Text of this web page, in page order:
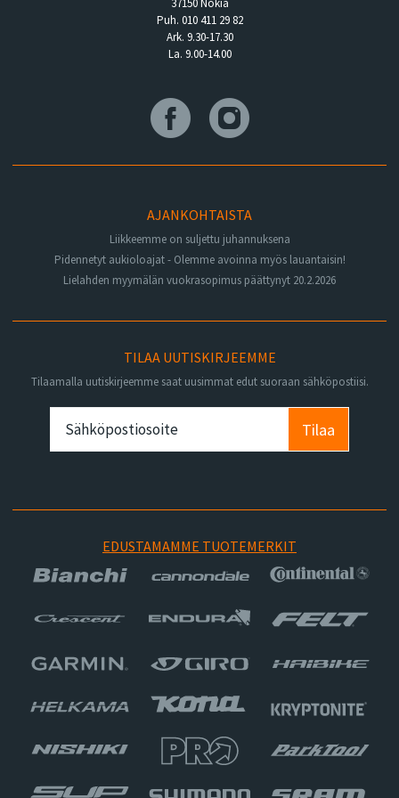
37150 Nokia
Puh. 010 411 29 82
Ark. 9.30-17.30
La. 9.00-14.00
AJANKOHTAISTA
Liikkeemme on suljettu juhannuksena
Pidennetyt aukioloajat - Olemme avoinna myös lauantaisin!
Lielahden myymälän vuokrasopimus päättynyt 20.2.2026
TILAA UUTISKIRJEEMME
Tilaamalla uutiskirjeemme saat uusimmat edut suoraan sähköpostiisi.
Tilaa
EDUSTAMAMME TUOTEMERKIT